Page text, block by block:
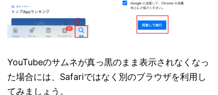
YouTubeのサムネが真っ黒のまま表示されなくなっ
た場合には、Safariではなく別のブラウザを利用し
てみましょう。